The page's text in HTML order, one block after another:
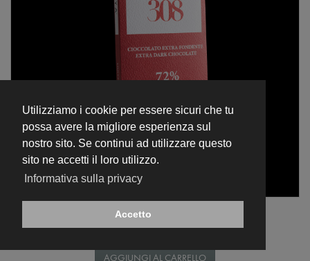
Utilizziamo i cookie per essere sicuri che tu
possa avere la migliore esperienza sul
nostro sito. Se continui ad utilizzare questo
sito ne accetti il loro utilizzo.
Informativa sulla privacy
Accetto
Tavoletta 70 gr
Tavoletta di Cioccolato Extra Fondente 72% - 308 -
AGGIUNGI AL CARRELLO